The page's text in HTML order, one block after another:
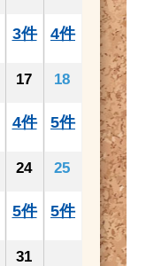
3件 4件
17
4件
18
5件
24
5件
25
5件
31